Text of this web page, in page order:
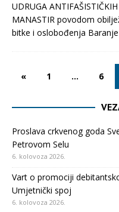
UDRUGA
MANASTIR povodom
bitke i oslobođenja
« 1 … 6
Proslava crkvenog goda
Petrovom Selu
6. kolovoza 2026.
Vart o promociji
Umjetnički spoj
6. kolovoza 2026.